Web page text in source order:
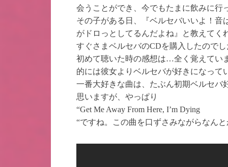
会うことができ、今でもたまに飲みに行
その子がある日、『ベルセバいいよ！音
がドロっとしてるんだよね』と教えて
すぐさまベルセバのCDを購入したので
初めて聴いた時の感想は…全く覚えてい
的には彼女よりベルセバが好きになって
一番大好きな曲は、たぶん初期ベルセバ
思いますが、やっぱり
“Get Me Away From Here, I’m Dying
“ですね。この曲を口ずさみながらなん